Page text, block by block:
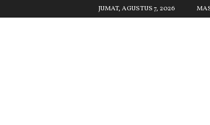
JUMAT, AGUSTUS 7, 2026